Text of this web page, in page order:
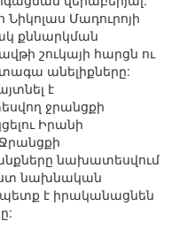
Մադուրոյի
քննարկման
շուկայի հարցն ու
անելիքները:
է
ջրանցքի
Իրանի
նախատեսվում
նախնական
է իրականացնեն